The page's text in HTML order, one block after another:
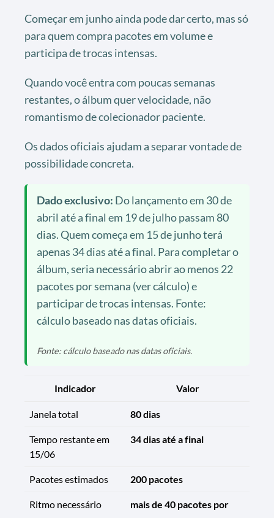
Começar em junho ainda pode dar certo, mas só
para quem compra pacotes em volume e
participa de trocas intensas.
Quando você entra com poucas semanas
restantes, o álbum quer velocidade, não
romantismo de colecionador paciente.
Os dados oficiais ajudam a separar vontade de
possibilidade concreta.
Dado exclusivo: Do lançamento em 30 de
abril até a final em 19 de julho passam 80
dias. Quem começa em 15 de junho terá
apenas 34 dias até a final. Para completar o
álbum, seria necessário abrir ao menos 22
pacotes por semana (ver cálculo) e
participar de trocas intensas. Fonte:
cálculo baseado nas datas oficiais.
Fonte: cálculo baseado nas datas oficiais.
Indicador Valor
Janela total 80 dias
Tempo restante em
15/06
34 dias até a final
Pacotes estimados 200 pacotes
Ritmo necessário
mais de 40 pacotes por